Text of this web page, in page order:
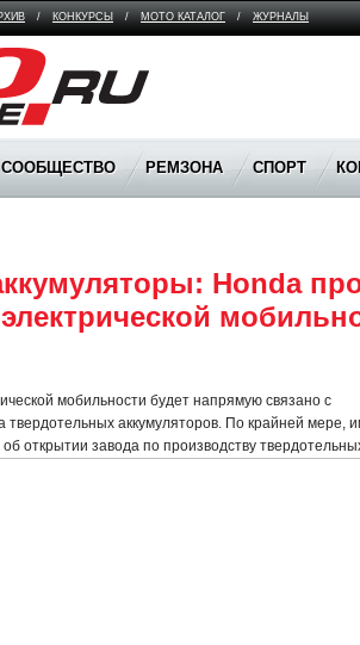
/ КОНКУРСЫ / МОТО КАТАЛОГ / ЖУРНАЛЫ
СООБЩЕСТВО РЕМЗОНА СПОРТ
Honda
мобильности будет напрямую связано с
твердотельных аккумуляторов. По крайней мере,
открытии завода по производству